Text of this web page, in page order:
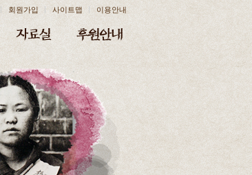
회원가입 사이트맵 이용안내